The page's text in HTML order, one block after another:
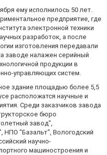
ему исполнилось 50 лет.
предприятие, где
электронной техники
разработок, а после
изготовления передавали
заводе налажен серийный
продукции в
управляющих систем.
здание площадью более 5,5
расположатся научные и
Среди заказчиков завода
бюро
завод",
НПО "Базальт", Вологодский
научно-
машиностроения и